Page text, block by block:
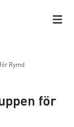
Rymd
för